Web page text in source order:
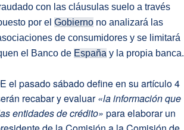
con las cláusulas suelo a través
por elGobierno no analizará las
de consumidores y se limitará
el Banco de España y la propia banca.
el pasado sábado define en su artículo 4
recabar y evaluar«la información que
entidades de crédito» para elaborar un